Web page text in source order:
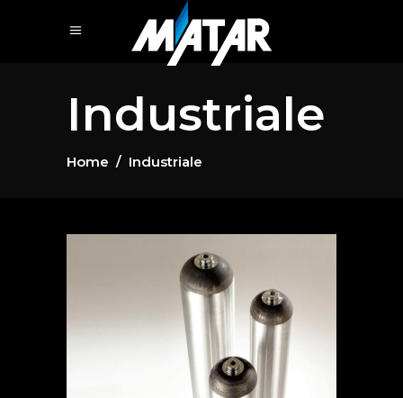
Industriale
Home / Industriale